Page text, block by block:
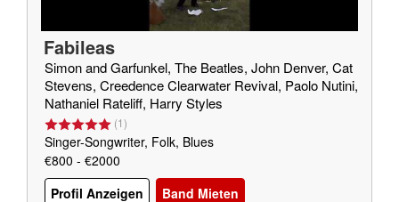
Fabileas
Simon and Garfunkel, The Beatles, John Denver, Cat
Stevens, Creedence Clearwater Revival, Paolo Nutini,
Nathaniel Rateliff, Harry Styles
(1)
Singer-Songwriter, Folk, Blues
€800 - €2000
Profil Anzeigen
Band Mieten